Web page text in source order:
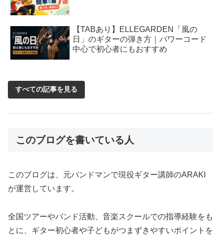
【TABあり】ELLEGARDEN「風の
日」のギターの弾き方｜パワーコード
中心で初心者にもおすすめ
すべての記事を見る
このブログを書いている人
このブログは、元バンドマンで現役ギター講師のARAKI
が運営しています。
全国ツアーやバンド活動、音楽スクールでの指導経験をも
とに、ギター初心者や子どもがつまずきやすいポイントを